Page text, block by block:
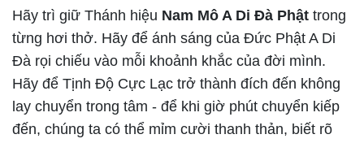
Hãy trì giữ Thánh hiệu Nam Mô A Di Đà Phật trong
từng hơi thở. Hãy để ánh sáng của Đức Phật A Di
Đà rọi chiếu vào mỗi khoảnh khắc của đời mình.
Hãy để Tịnh Độ Cực Lạc trở thành đích đến không
lay chuyển trong tâm - để khi giờ phút chuyển kiếp
đến, chúng ta có thể mỉm cười thanh thản, biết rõ